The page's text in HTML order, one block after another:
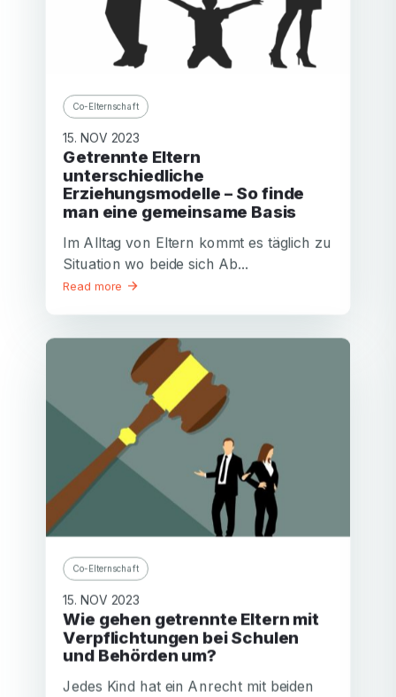
Co-Elternschaft
15. NOV 2023
Getrennte Eltern
unterschiedliche
Erziehungsmodelle – So finde
man eine gemeinsame Basis
Im Alltag von Eltern kommt es täglich zu
Situation wo beide sich Ab...
Read more
Co-Elternschaft
15. NOV 2023
Wie gehen getrennte Eltern mit
Verpflichtungen bei Schulen
und Behörden um?
Jedes Kind hat ein Anrecht mit beiden